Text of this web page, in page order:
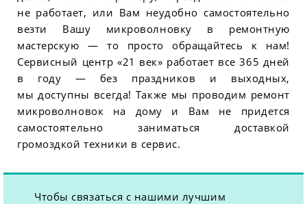
не работает, или Вам неудобно самостоятельно
везти Вашу микроволновку в ремонтную
мастерскую — то просто обращайтесь к нам!
Сервисный центр «21 век» работает все 365 дней
в году — без праздников и выходных,
мы доступны всегда! Также мы проводим ремонт
микроволновок на дому и Вам не придется
самостоятельно заниматься доставкой
громоздкой техники в сервис.
Чтобы связаться с нашими лучшим